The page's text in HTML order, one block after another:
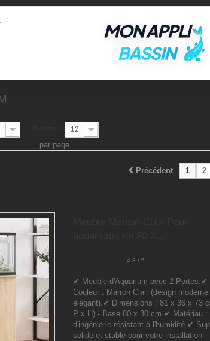
12
par page
Précédent 1 2
4.3 / 5
✔ Meuble d'Aquarium avec 2 Portes.✔
Couleur : Marron Clair (design
élégant).✔ Dimensions : 81 x 36 x 73
P x H) - Base 80 x 30 cm.✔ Matériau :
d'ingénierie résistant à l'humidité.✔
solide et stable pour votre installation